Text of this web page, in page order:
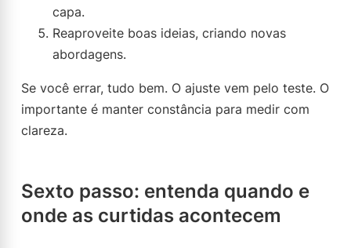
capa.
Reaproveite boas ideias, criando novas
abordagens.
Se você errar, tudo bem. O ajuste vem pelo teste. O
importante é manter constância para medir com
clareza.
Sexto passo: entenda quando e
onde as curtidas acontecem